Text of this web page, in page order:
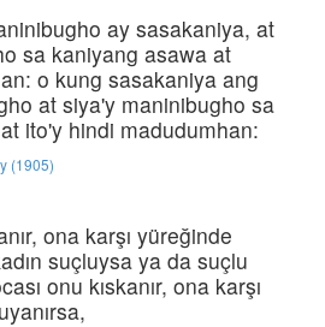
ay sasakaniya, at
sa kaniyang asawa at
o kung sasakaniya ang
at siya'y maninibugho sa
ito'y hindi madudumhan:
(1905)
ona karşı yüreğinde
suçluysa ya da suçlu
onu kıskanır, ona karşı